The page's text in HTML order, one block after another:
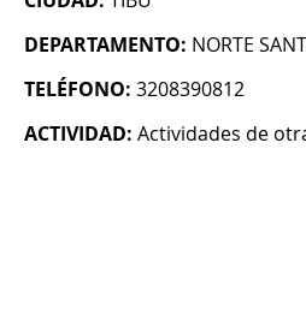
DEPARTAMENTO: NORTE
TELÉFONO: 3208390812
ACTIVIDAD: Actividades de